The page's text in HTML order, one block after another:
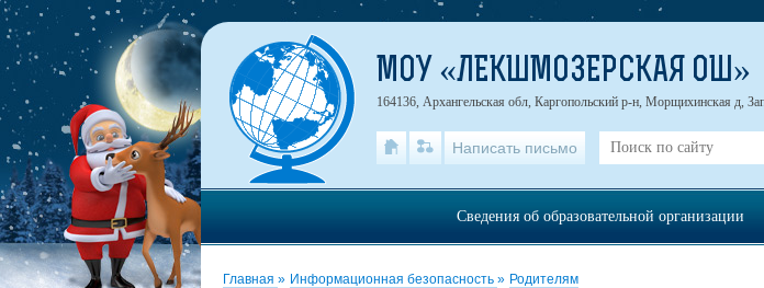
Главная » Информационная безопасность » Родителям
МОУ «ЛЕКШМОЗЕРСКАЯ ОШ»
164136, Архангельская обл, Каргопольский р-н, Морщихинская д,
Написать письмо
Сведения об образовательной организации